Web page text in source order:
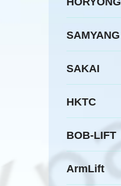
SAMYANG
SAKAI
HKTC
BOB-LIFT
ArmLift